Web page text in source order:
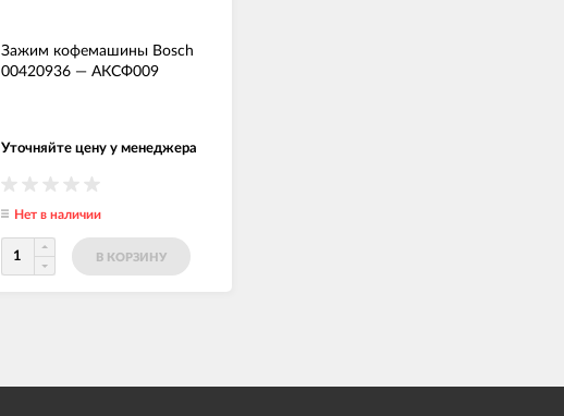
Зажим кофемашины Bosch
00420936 — АКСФ009
Уточняйте цену у менеджера
Нет в наличии
В КОРЗИНУ